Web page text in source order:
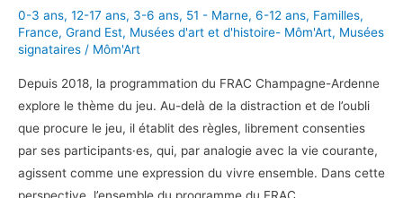
0-3 ans, 12-17 ans, 3-6 ans, 51 - Marne, 6-12 ans, Familles,
France, Grand Est, Musées d'art et d'histoire- Môm'Art, Musées
signataires / Môm'Art
Depuis 2018, la programmation du FRAC Champagne-Ardenne
explore le thème du jeu. Au-delà de la distraction et de l’oubli
que procure le jeu, il établit des règles, librement consenties
par ses participants·es, qui, par analogie avec la vie courante,
agissent comme une expression du vivre ensemble. Dans cette